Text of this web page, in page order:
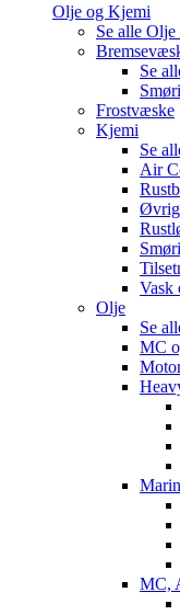
Olje og Kjemi
Se alle Olje
Se
Frostvæske
Kjemi
Se
Air
Øvrig
Vask
Olje
Se
MC
MC,